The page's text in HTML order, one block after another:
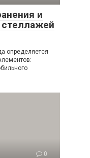
и
определяется
0